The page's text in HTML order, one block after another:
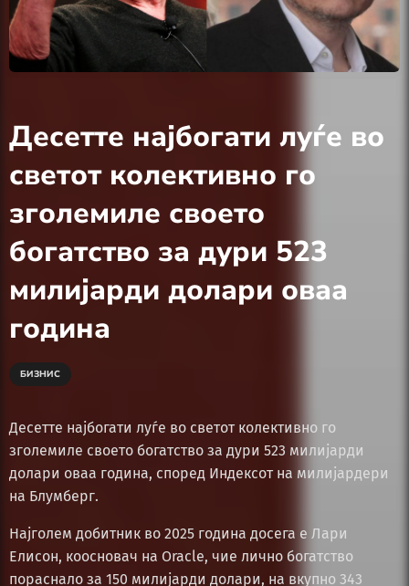
Десетте најбогати луѓе во
светот колективно го
зголемиле своето
богатство за дури 523
милијарди долари оваа
година
БИЗНИС
Десетте најбогати луѓе во светот колективно го
зголемиле своето богатство за дури 523 милијарди
долари оваа година, според Индексот на милијардери
на Блумберг.
Најголем добитник во 2025 година досега е Лари
Елисон, коосновач на Oracle, чие лично богатство
пораснало за 150 милијарди долари, на вкупно 343